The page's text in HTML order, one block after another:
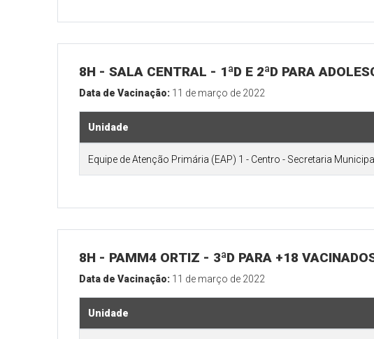
8H - SALA CENTRAL - 1ªD E 2ªD PARA
Data de Vacinação: 11 de março de 2022
Unidade
Equipe de Atenção Primária (EAP) 1 - Centro - Secretaria
8H - PAMM4 ORTIZ - 3ªD PARA +18
Data de Vacinação: 11 de março de 2022
Unidade